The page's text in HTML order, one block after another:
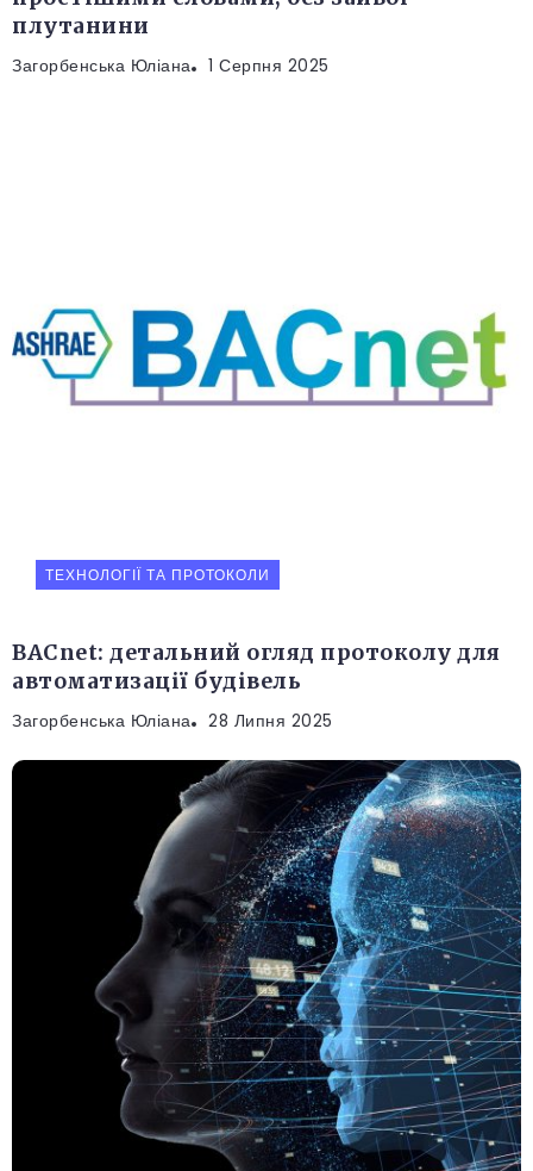
плутанини
Загорбенська Юліана 1 Серпня 2025
ТЕХНОЛОГІЇ ТА ПРОТОКОЛИ
BACnet: детальний огляд протоколу для
автоматизації будівель
Загорбенська Юліана 28 Липня 2025